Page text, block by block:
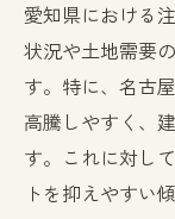
注文住
愛知県
土地
を解説
土地あ
コツ
愛知県における
状況や土地需要
す。特に、名古
高騰しやすく、
す。これに対し
トを抑えやすい